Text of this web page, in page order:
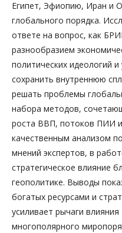
Египет, Эфиопию, Иран и
глобального порядка.
ответе на вопрос, как
разнообразием
политических идеологий
сохранить внутреннюю
решать проблемы
набора методов,
роста ВВП, потоков ПИИ
качественным анализом
мнений экспертов, в
стратегическое влияние
геополитике. Выводы
богатых ресурсами и
усиливает рычаги
многополярного